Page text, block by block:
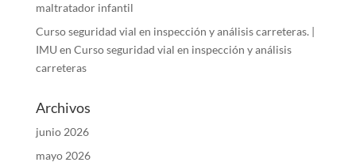
maltratador infantil
Curso seguridad vial en inspección y análisis carreteras. |
IMU en Curso seguridad vial en inspección y análisis
carreteras
Archivos
junio 2026
mayo 2026